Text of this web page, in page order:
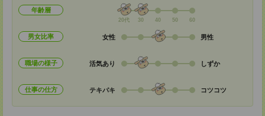
年齢層
20代 30 40 50 60
男女比率 女性 男性
職場の様子 活気あり しずか
仕事の仕方 テキパキ コツコツ